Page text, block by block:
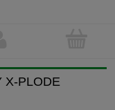
X-PLODE